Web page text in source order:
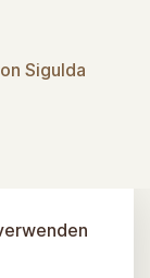
Sigulda